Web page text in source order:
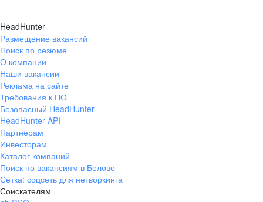
HeadHunter
Размещение вакансий
Поиск по резюме
О компании
Наши вакансии
Реклама на сайте
Требования к ПО
Безопасный HeadHunter
HeadHunter API
Партнерам
Инвесторам
Каталог компаний
Поиск по вакансиям в Белово
Сетка: соцсеть для нетворкинга
Соискателям